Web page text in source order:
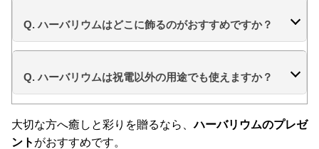
Q. ハーバリウムはどこに飾るのがおすすめですか？
Q. ハーバリウムは祝電以外の用途でも使えますか？
大切な方へ癒しと彩りを贈るなら、ハーバリウムのプレゼ
ント がおすすめです。